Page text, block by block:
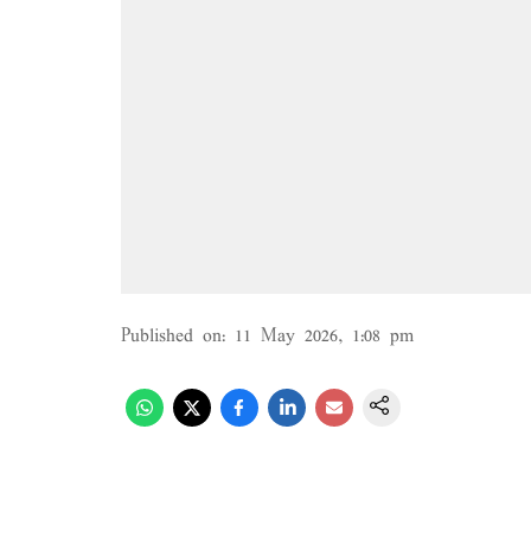
Published on: 11 May 2026, 1:08 pm